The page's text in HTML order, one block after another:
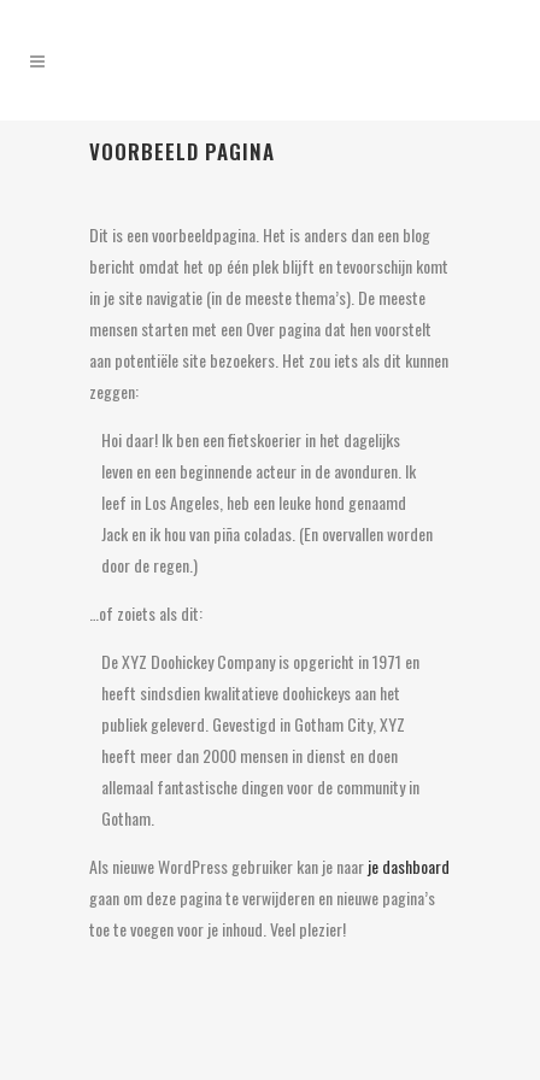
VOORBEELD PAGINA
Dit is een voorbeeldpagina. Het is anders dan een blog
bericht omdat het op één plek blijft en tevoorschijn komt
in je site navigatie (in de meeste thema’s). De meeste
mensen starten met een Over pagina dat hen voorstelt
aan potentiële site bezoekers. Het zou iets als dit kunnen
zeggen:
Hoi daar! Ik ben een fietskoerier in het dagelijks
leven en een beginnende acteur in de avonduren. Ik
leef in Los Angeles, heb een leuke hond genaamd
Jack en ik hou van piña coladas. (En overvallen worden
door de regen.)
…of zoiets als dit:
De XYZ Doohickey Company is opgericht in 1971 en
heeft sindsdien kwalitatieve doohickeys aan het
publiek geleverd. Gevestigd in Gotham City, XYZ
heeft meer dan 2000 mensen in dienst en doen
allemaal fantastische dingen voor de community in
Gotham.
Als nieuwe WordPress gebruiker kan je naarje dashboard
gaan om deze pagina te verwijderen en nieuwe pagina’s
toe te voegen voor je inhoud. Veel plezier!